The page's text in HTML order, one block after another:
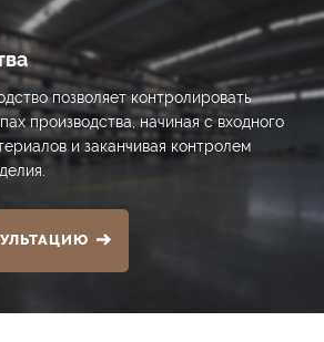
позволяет контролировать
производства, начиная с входного
и заканчивая контролем